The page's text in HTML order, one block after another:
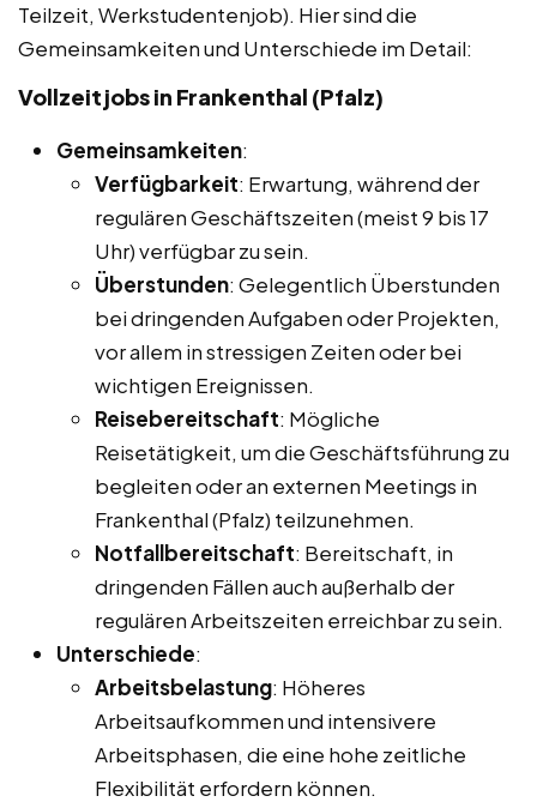
Teilzeit, Werkstudentenjob). Hier sind die
Gemeinsamkeiten und Unterschiede im Detail:
Vollzeitjobs in Frankenthal (Pfalz)
Gemeinsamkeiten:
Verfügbarkeit: Erwartung, während der
regulären Geschäftszeiten (meist 9 bis 17
Uhr) verfügbar zu sein.
Überstunden: Gelegentlich Überstunden
bei dringenden Aufgaben oder Projekten,
vor allem in stressigen Zeiten oder bei
wichtigen Ereignissen.
Reisebereitschaft: Mögliche
Reisetätigkeit, um die Geschäftsführung zu
begleiten oder an externen Meetings in
Frankenthal (Pfalz) teilzunehmen.
Notfallbereitschaft: Bereitschaft, in
dringenden Fällen auch außerhalb der
regulären Arbeitszeiten erreichbar zu sein.
Unterschiede:
Arbeitsbelastung: Höheres
Arbeitsaufkommen und intensivere
Arbeitsphasen, die eine hohe zeitliche
Flexibilität erfordern können.